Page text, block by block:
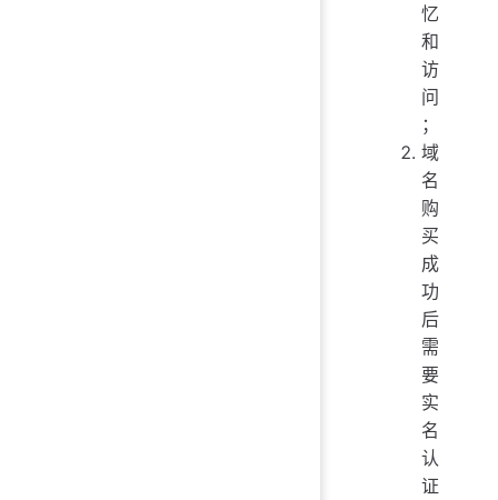
忆
和
访
问
；
域
名
购
买
成
功
后
需
要
实
名
认
证